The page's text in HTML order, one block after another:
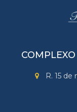
R. 15